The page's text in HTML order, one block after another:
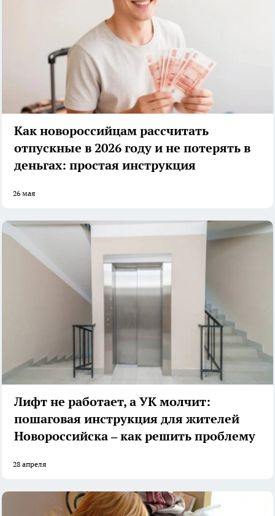
Как новороссийцам рассчитать
отпускные в 2026 году и не потерять в
деньгах: простая инструкция
26 мая
Лифт не работает, а УК молчит:
пошаговая инструкция для жителей
Новороссийска – как решить проблему
28 апреля